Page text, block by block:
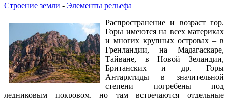
Строение земли - Элементы рельефа
Распространение и возраст гор.
Горы имеются на всех материках
и многих крупных островах – в
Гренландии, на Мадагаскаре,
Тайване, в Новой Зеландии,
Британских и др. Горы
Антарктиды в значительной
степени погребены под
ледниковым покровом, но там встречаются отдельные